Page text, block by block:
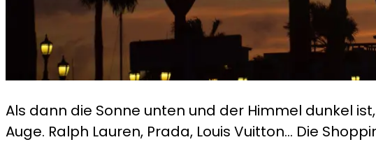
Als dann die Sonne unten und der Himmel dunkel
Auge. Ralph Lauren, Prada, Louis Vuitton… Die